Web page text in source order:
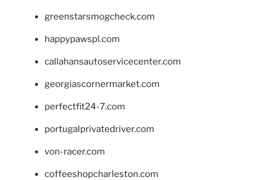
greenstarsmogcheck.com
happypawspl.com
callahansautoservicecenter.com
georgiascornermarket.com
perfectfit24-7.com
portugalprivatedriver.com
von-racer.com
coffeeshopcharleston.com